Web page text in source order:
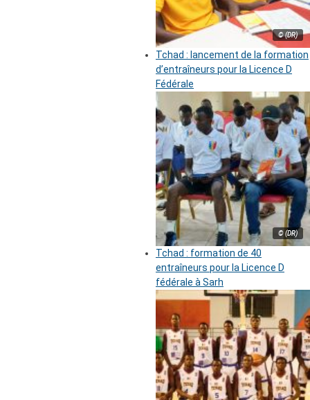
© (DR)
Tchad : lancement de la formation
d’entraîneurs pour la Licence D
Fédérale
© (DR)
Tchad : formation de 40
entraîneurs pour la Licence D
fédérale à Sarh